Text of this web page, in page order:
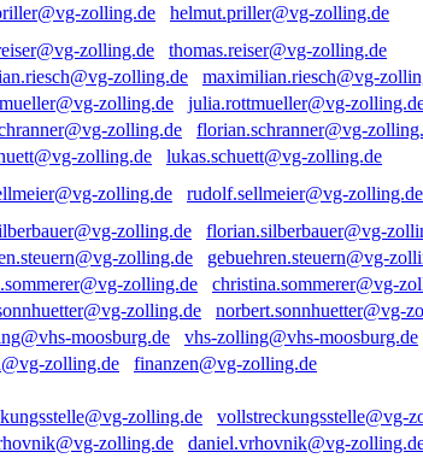
helmut.priller@vg-zolling.de
thomas.reiser@vg-zolling.de
maximilian.riesch@vg-
julia.rottmueller@vg-
florian.schranner@vg-
lukas.schuett@vg-zolling.de
rudolf.sellmeier@vg-zolling.de
florian.silberbauer@vg-
gebuehren.steuern@vg-
christina.sommerer@vg-
norbert.sonnhuetter@vg-
vhs-zolling@vhs-moosburg.de
finanzen@vg-zolling.de
vollstreckungsstelle@vg-
daniel.vrhovnik@vg-